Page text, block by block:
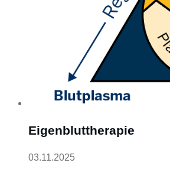
Eigenbluttherapie
03.11.2025